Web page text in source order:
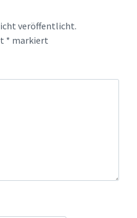
veröffentlicht.
* markiert